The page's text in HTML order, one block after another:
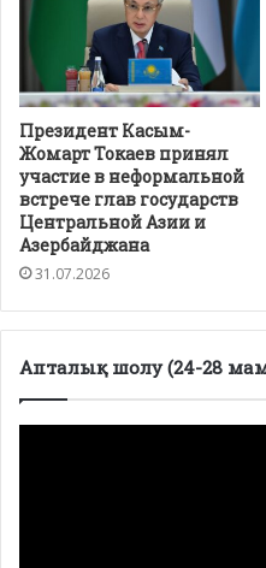
Президент Касым-
Жомарт Токаев принял
участие в неформальной
встрече глав государств
Центральной Азии и
Азербайджана
31.07.2026
Апталық шолу (24-28